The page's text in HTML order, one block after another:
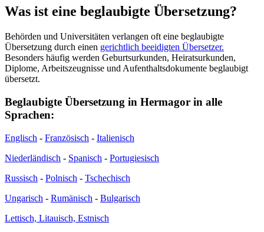
Was ist eine beglaubigte Übersetzung?
Behörden und Universitäten verlangen oft eine beglaubigte
Übersetzung durch einen gerichtlich beeidigten Übersetzer.
Besonders häufig werden Geburtsurkunden, Heiratsurkunden,
Diplome, Arbeitszeugnisse und Aufenthaltsdokumente beglaubigt
übersetzt.
Beglaubigte Übersetzung in Hermagor in alle
Sprachen:
Englisch - Französisch - Italienisch
Niederländisch - Spanisch - Portugiesisch
Russisch - Polnisch - Tschechisch
Ungarisch - Rumänisch - Bulgarisch
Lettisch, Litauisch, Estnisch